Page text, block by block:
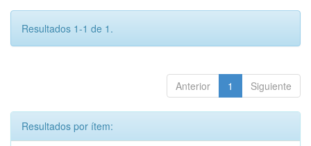
Resultados 1-1 de 1.
Anterior 1 Siguiente
Resultados por ítem: